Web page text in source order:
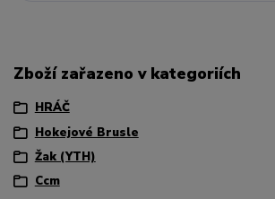
Zboží zařazeno v kategoriích
HRÁČ
Hokejové Brusle
Žak (YTH)
Ccm